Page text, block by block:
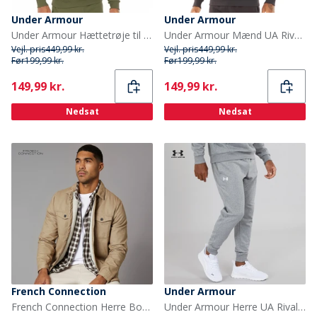
Under Armour
Under Armour Hættetrøje til Herre UA Rival Fleece Logo Marine OD Grøn/Hvid
Vejl. pris449,99 kr.
Før199,99 kr.
Current
149,99 kr.
Nedsat
Under Armour
Under Armour Mænd UA Rival Fleece Logo Hoodie Sort/Hvid
Vejl. pris449,99 kr.
Før199,99 kr.
Current
149,99 kr.
Nedsat
French Connection
French Connection Herre Borg Skjorte Sten
Under Armour
Under Armour Herre UA Rival Fleece Joggingbukser Castlerock Lys Heather/Hvid